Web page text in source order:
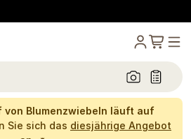
von Blumenzwiebeln läuft auf
Sie sich das diesjährige Angebot